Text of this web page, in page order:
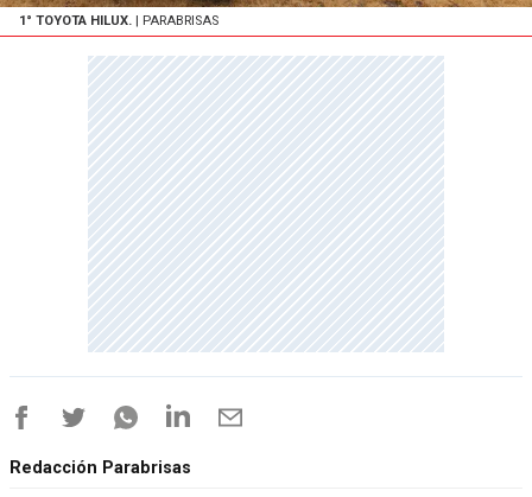
1° TOYOTA HILUX. | PARABRISAS
Redacción Parabrisas